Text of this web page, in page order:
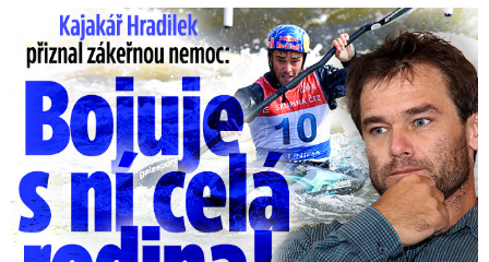
těch jednotlivých delegací. Pokud je vedoucí
delegace ustaven vládou Andrej Babiš, tak
nedává smysl, aby cestovala paní Pavlová, paní
Macinková, paní Zůnová. Já si teoreticky umím
představit, pokud dostal Petr Pavel pozvání na
slavnostní večeři od prezidenta Erdogana, že by
tam klidně svou manželku vzít mohl.
Kajakář Hradilek přiznal zákeřnou nemoc: Bojuje s ní celá ...